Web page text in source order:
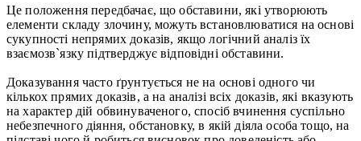
Це положення передбачає, що обставини, які утворюють
елементи складу злочину, можуть встановлюватися на основі
сукупності непрямих доказів, якщо логічний аналіз їх
взаємозв`язку підтверджує відповідні обставини.
Доказування часто ґрунтується не на основі одного чи
кількох прямих доказів, а на аналізі всіх доказів, які вказують
на характер дій обвинуваченого, спосіб вчинення суспільно
небезпечного діяння, обстановку, в якій діяла особа тощо, на